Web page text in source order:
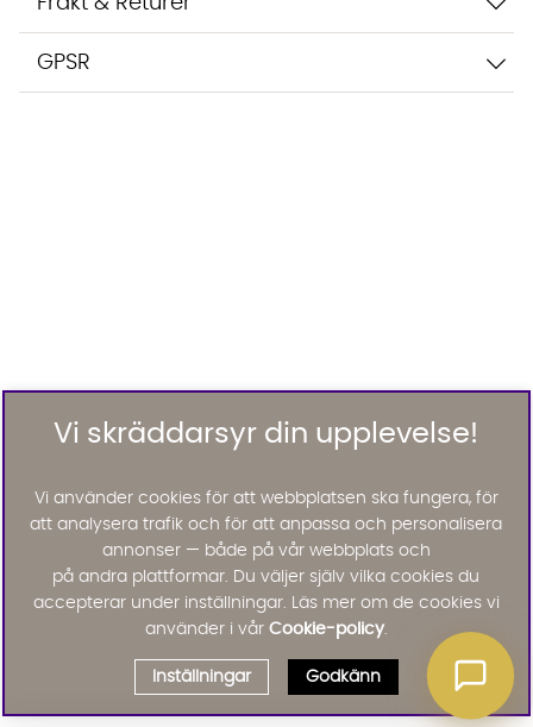
GPSR
Vi skräddarsyr din upplevelse!
Vi använder cookies för att webbplatsen ska fungera, för
att analysera trafik och för att anpassa och personalisera
annonser — både på vår webbplats och
på andra plattformar. Du väljer själv vilka cookies du
accepterar under inställningar. Läs mer om de cookies vi
använder i vår Cookie-policy.
Inställningar Godkänn